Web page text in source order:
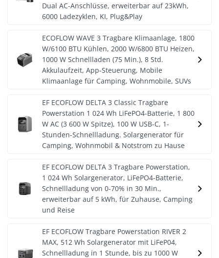
Dual AC-Anschlüsse, erweiterbar auf 23kWh,
6000 Ladezyklen, KI, Plug&Play
ECOFLOW WAVE 3 Tragbare Klimaanlage, 1800
W/6100 BTU Kühlen, 2000 W/6800 BTU Heizen,
1000 W Schnellladen (75 Min.), 8 Std.
Akkulaufzeit, App-Steuerung, Mobile
Klimaanlage für Camping, Wohnmobile, SUVs
EF ECOFLOW DELTA 3 Classic Tragbare
Powerstation 1 024 Wh LiFePO4-Batterie, 1 800
W AC (3 600 W Spitze), 100 W USB-C, 1-
Stunden-Schnellladung. Solargenerator für
Camping, Wohnmobil & Notstrom zu Hause
EF ECOFLOW DELTA 3 Tragbare Powerstation,
1 024 Wh Solargenerator, LiFePO4-Batterie,
Schnellladung von 0-70% in 30 Min.,
erweiterbar auf 5 kWh, für Zuhause, Camping
und Reise
EF ECOFLOW Tragbare Powerstation RIVER 2
MAX, 512 Wh Solargenerator mit LiFeP04,
Schnellladung in 1 Stunde, bis zu 1000 W